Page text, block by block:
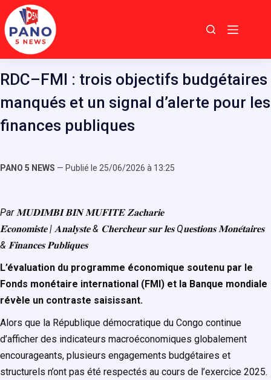
Passer
au
contenu
RDC–FMI : trois objectifs budgétaires
manqués et un signal d’alerte pour les
finances publiques
PANO 5 NEWS — Publié le 25/06/2026 à 13:25
Par 𝐌𝐔𝐃𝐈𝐌𝐁𝐈 𝐁𝐈𝐍 𝐌𝐔𝐅𝐈𝐓𝐄 𝐙𝐚𝐜𝐡𝐚𝐫𝐢𝐞
𝐄́𝐜𝐨𝐧𝐨𝐦𝐢𝐬𝐭𝐞 | 𝐀𝐧𝐚𝐥𝐲𝐬𝐭𝐞 & 𝐂𝐡𝐞𝐫𝐜𝐡𝐞𝐮𝐫 𝐬𝐮𝐫 𝐥𝐞𝐬 Q𝐮𝐞𝐬𝐭𝐢𝐨𝐧𝐬 𝐌𝐨𝐧𝐞́𝐭𝐚𝐢𝐫𝐞𝐬
& 𝐅𝐢𝐧𝐚𝐧𝐜𝐞𝐬 𝐏𝐮𝐛𝐥𝐢𝐪𝐮𝐞𝐬
L’évaluation du programme économique soutenu par le
Fonds monétaire international (FMI) et la Banque mondiale
révèle un contraste saisissant.
Alors que la République démocratique du Congo continue
d’afficher des indicateurs macroéconomiques globalement
encourageants, plusieurs engagements budgétaires et
structurels n’ont pas été respectés au cours de l’exercice 2025.